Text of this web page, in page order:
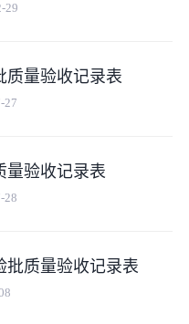
29
质量验收记录表
27
量验收记录表
28
批质量验收记录表